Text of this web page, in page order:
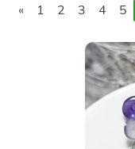
« 1 2 3 4 5